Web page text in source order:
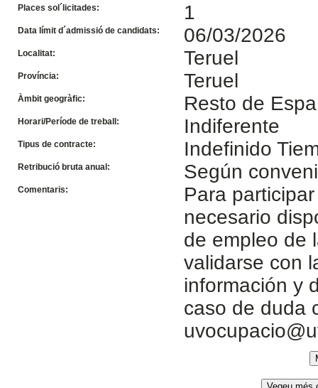
Places sol´licitades: 1
Data límit d´admissió de candidats: 06/03/2026
Localitat: Teruel
Província: Teruel
Àmbit geogràfic: Resto de
Horari/Període de treball: Indiferente
Tipus de contracte: Indefinido
Retribució bruta anual: Según
Comentaris:
Para
necesario
de empleo de
validarse con
información y
caso de duda